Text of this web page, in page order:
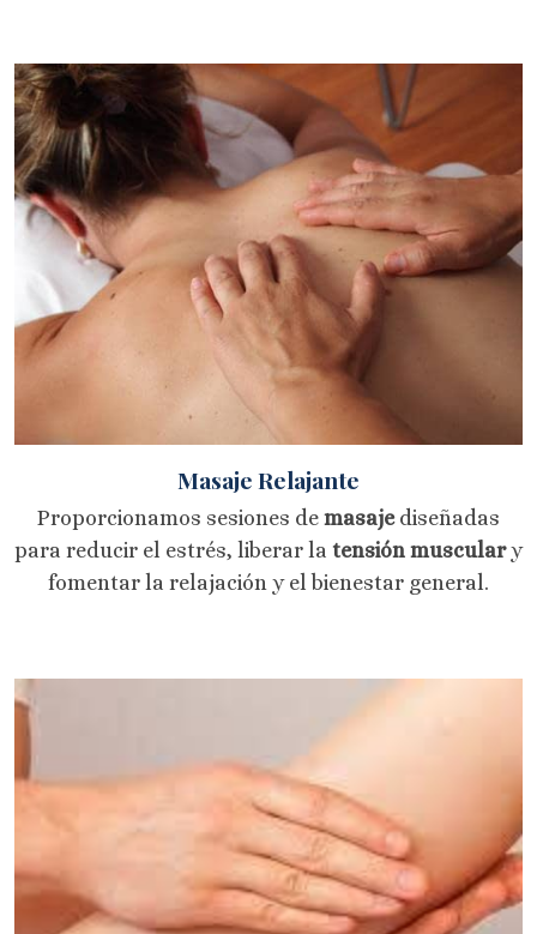
Masaje Relajante
Proporcionamos sesiones de masaje diseñadas
para reducir el estrés, liberar la tensión musculary
fomentar la relajación y el bienestar general.